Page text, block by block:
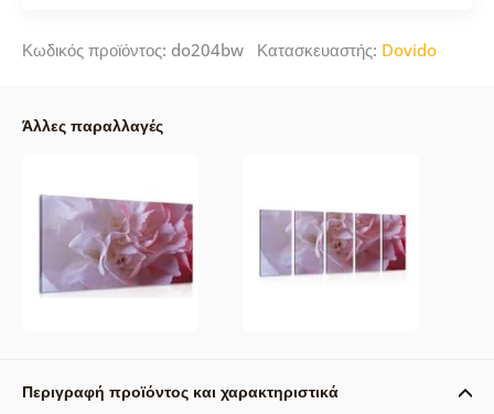
Κωδικός προϊόντος: do204bw Κατασκευαστής: Dovido
Άλλες παραλλαγές
Περιγραφή προϊόντος και χαρακτηριστικά